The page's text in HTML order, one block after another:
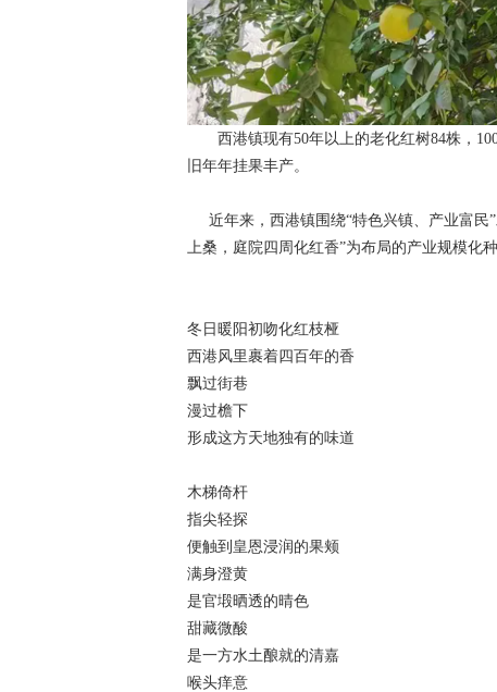
西港镇现有50年以上的老化红树84株，
旧年年挂果丰产。
近年来，西港镇围绕“特色兴镇、产业富民
上桑，庭院四周化红香”为布局的产业规模化
冬日暖阳初吻化红枝桠
西港风里裹着四百年的香
飘过街巷
漫过檐下
形成这方天地独有的味道
木梯倚杆
指尖轻探
便触到皇恩浸润的果颊
满身澄黄
是官塅晒透的晴色
甜藏微酸
是一方水土酿就的清嘉
喉头痒意